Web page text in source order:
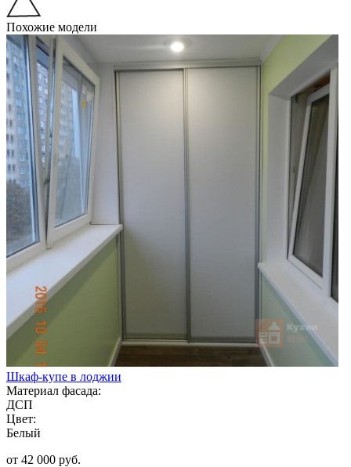
Похожие модели
Шкаф-купе в лоджии
Материал фасада:
ДСП
Цвет:
Белый
от 42 000 руб.